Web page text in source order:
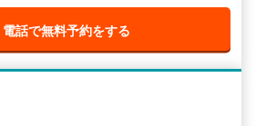
電話で無料予約をする